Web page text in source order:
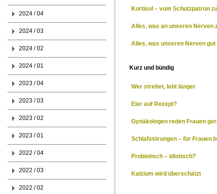
Kortisol – vom Schutzpatron
Alles, was an unseren Nerven
Alles, was unseren Nerven gut
Kurz und bündig
Wer streitet, lebt länger
Eier auf Rezept?
Gynäkologen reden Frauen
Schlafstörungen – für Frauen
Probiotisch – idiotisch?
Kalzium wird überschätzt
2024 / 04
2024 / 03
2024 / 02
2024 / 01
2023 / 04
2023 / 03
2023 / 02
2023 / 01
2022 / 04
2022 / 03
2022 / 02